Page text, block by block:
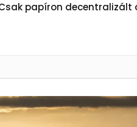
papíron decentralizált